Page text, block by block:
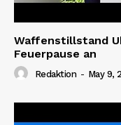
Waffenstillstand
Feuerpause an
Redaktion - May 9,